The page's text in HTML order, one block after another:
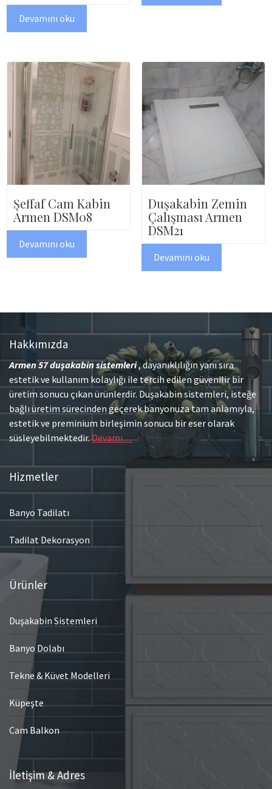
Devamını oku
Şeffaf Cam Kabin
Armen DSM08
Devamını oku
Duşakabin Zemin
Çalışması Armen
DSM21
Devamını oku
Hakkımızda
Armen 57duşakabin sistemleri, dayanıklılığın yanı sıra
estetik ve kullanım kolaylığı ile tercih edilen güvenilir bir
üretim sonucu çıkan ürünlerdir. Duşakabin sistemleri, isteğe
bağlı üretim sürecinden geçerek banyonuza tam anlamıyla,
estetik ve preminium birleşimin sonucu bir eser olarak
süsleyebilmektedir.Devamı…
Hizmetler
Banyo Tadilatı
Tadilat Dekorasyon
Ürünler
Duşakabin Sistemleri
Banyo Dolabı
Tekne & Küvet Modelleri
Küpeşte
Cam Balkon
İletişim & Adres